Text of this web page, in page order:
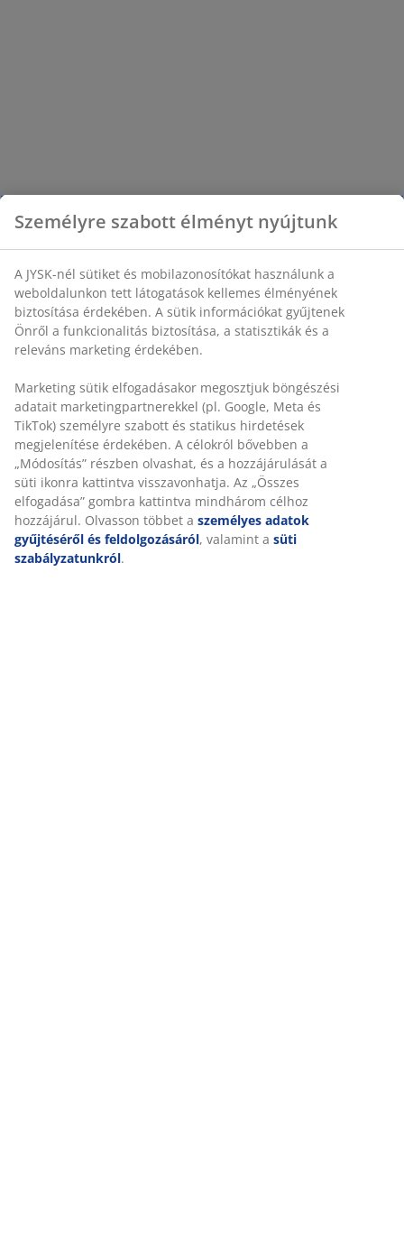
Személyre szabott élményt nyújtunk
A JYSK-nél sütiket és mobilazonosítókat használunk a
weboldalunkon tett látogatások kellemes élményének
biztosítása érdekében. A sütik információkat gyűjtenek
Önről a funkcionalitás biztosítása, a statisztikák és a
releváns marketing érdekében.
Marketing sütik elfogadásakor megosztjuk böngészési
adatait marketingpartnerekkel (pl. Google, Meta és
TikTok) személyre szabott és statikus hirdetések
megjelenítése érdekében. A célokról bővebben a
„Módosítás” részben olvashat, és a hozzájárulását a
süti ikonra kattintva visszavonhatja. Az „Összes
elfogadása” gombra kattintva mindhárom célhoz
hozzájárul. Olvasson többet a személyes adatok
gyűjtéséről és feldolgozásáról, valamint a süti
szabályzatunkról.